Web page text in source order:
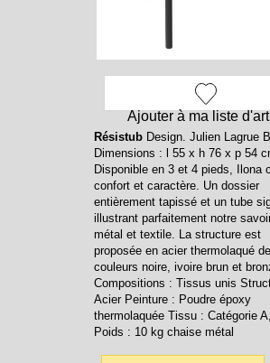
Ajouter à ma liste
RésistubDesign. Julien Lagrue
Dimensions : l 55 x h 76 x p 54
Disponible en 3 et 4 pieds, Ilona
confort et caractère. Un dossier
entièrement tapissé et un tube
illustrant parfaitement notre
métal et textile. La structure est
proposée en acier thermolaqué de
couleurs noire, ivoire brun et
Compositions : Tissus unis
Acier Peinture : Poudre époxy
thermolaquée Tissu : Catégorie
Poids : 10 kg chaise métal